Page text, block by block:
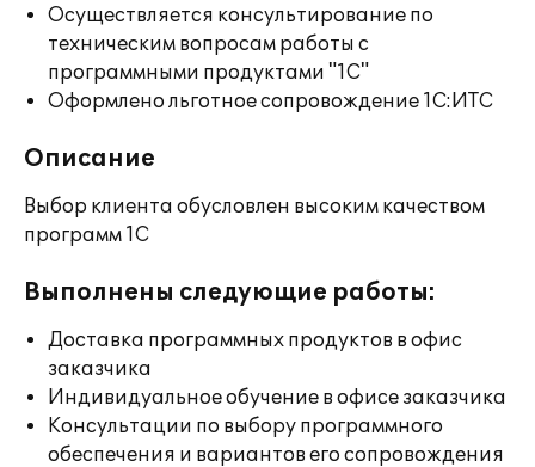
Осуществляется консультирование по
техническим вопросам работы с
программными продуктами "1С"
Оформлено льготное сопровождение 1С:ИТС
Описание
Выбор клиента обусловлен высоким качеством
программ 1С
Выполнены следующие работы:
Доставка программных продуктов в офис
заказчика
Индивидуальное обучение в офисе заказчика
Консультации по выбору программного
обеспечения и вариантов его сопровождения